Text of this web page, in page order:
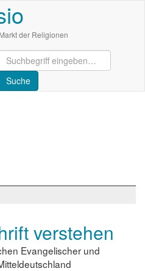
der Religionen
deaktivieren
verstehen
Evangelischer und